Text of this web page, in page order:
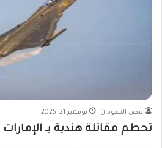
نبض السودان نوفمبر 21, 2025
تحطم مقاتلة هندية بـ الإمارات